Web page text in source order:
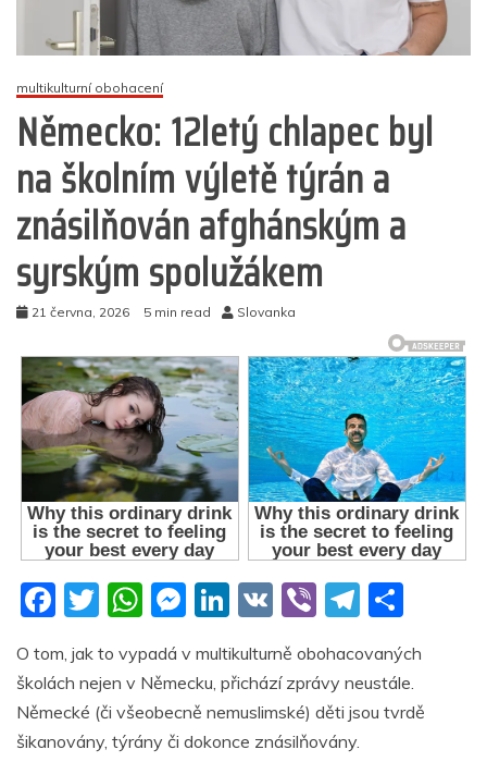
multikulturní obohacení
Německo: 12letý chlapec byl
na školním výletě týrán a
znásilňován afghánským a
syrským spolužákem
21 června, 2026 5 min read Slovanka
F
c
e
b
T
itt
er
W
at
s
A
M
ss
e
n
Li
k
e
dI
V
K
Vi
er
T
e
gr
ar
e
O tom, jak to vypadá v multikulturně obohacovaných
školách nejen v Německu, přichází zprávy neustále.
Německé (či všeobecně nemuslimské) děti jsou tvrdě
šikanovány, týrány či dokonce znásilňovány.